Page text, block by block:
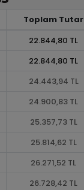
Toplam Tutar
22.844,80 TL
22.844,80 TL
24.443,94 TL
24.900,83 TL
25.357,73 TL
25.814,62 TL
26.271,52 TL
26.728,42 TL